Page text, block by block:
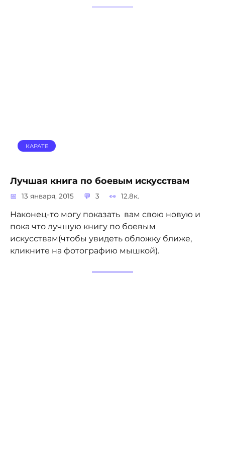
КАРАТЕ
Лучшая книга по боевым искусствам
13 января, 2015 3 12.8к.
Наконец-то могу показать вам свою новую и
пока что лучшую книгу по боевым
искусствам(чтобы увидеть обложку ближе,
кликните на фотографию мышкой).